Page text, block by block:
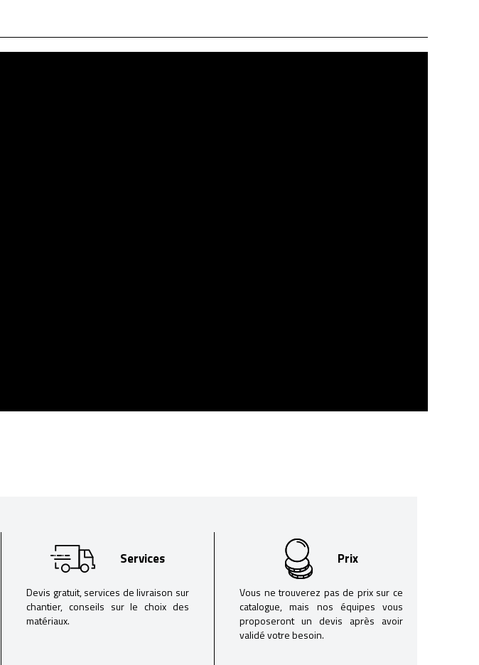
Services
Devis gratuit, services de livraison sur
chantier, conseils sur le choix des
matériaux.
Prix
Vous ne trouverez pas de prix sur ce
catalogue, mais nos équipes vous
proposeront un devis après avoir
validé votre besoin.